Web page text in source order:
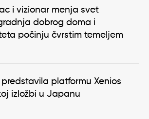
i vizionar menja svet
dobrog doma i
počinju čvrstim temeljem
platformu Xenios
izložbi u Japanu